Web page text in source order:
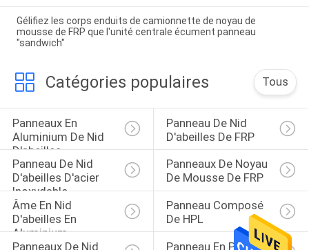
Gélifiez les corps enduits de camionnette de noyau de
mousse de FRP que l'unité centrale écument panneau
"sandwich"
Catégories populaires Tous
Panneaux En
Aluminium De Nid
D'abeilles
Panneau De Nid
D'abeilles De FRP
Panneau De Nid
D'abeilles D'acier
Inoxydable
Panneaux De Noyau
De Mousse De FRP
Âme En Nid
D'abeilles En
Aluminium
Panneau Composé
De HPL
Panneaux De Nid
Panneau En Pierre